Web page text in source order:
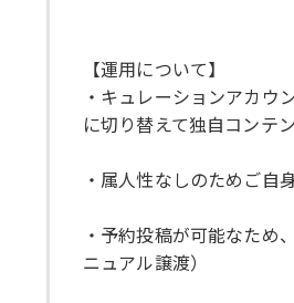
【運用について】
・キュレーションアカウ
に切り替えて独自コンテ
・属人性なしのためご自
・予約投稿が可能なため
ニュアル譲渡）